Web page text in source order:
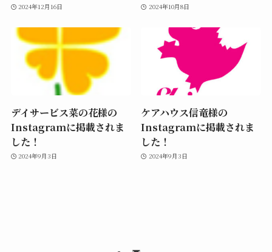
2024年12月16日 2024年10月8日
デイサービス菜の花様の
Instagramに掲載されま
した！
2024年9月3日
ケアハウス信竜様の
Instagramに掲載されま
した！
2024年9月3日